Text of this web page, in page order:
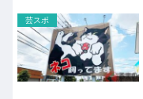
芸スポ